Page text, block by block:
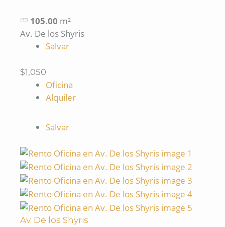
105.00 m²
Av. De los Shyris
Salvar
$1,050
Oficina
Alquiler
Salvar
Av. De los Shyris